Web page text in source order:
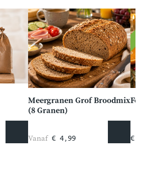
Meergranen Grof Broodmix
(8 Granen)
Vanaf € 4,99 €